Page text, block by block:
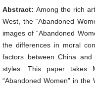
Abstract: Among the rich
West, the “Abandoned
images of “Abandoned
the differences in moral
factors between China
styles. This paper takes
“Abandoned Women” in